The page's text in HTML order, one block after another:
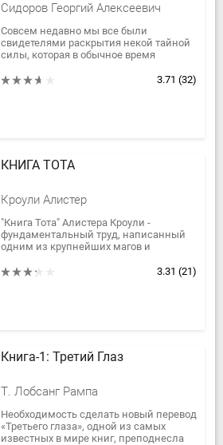
Сидоров Георгий Алексеевич
Совсем недавно мы все были
свидетелями раскрытия некой тайной
силы, которая в обычное время
пеленой повседневных событий. Но
3.71 (32)
КНИГА ТОТА
Кроули Алистер
"Книга Тота" Алистера Кроули -
фундаментальный труд, написанный
одним из крупнейших магов и
Система Таро рассматривается в нем
3.31 (21)
Книга-1: Третий Глаз
Т. Лобсанг Рампа
Необходимость сделать новый перевод
«Третьего глаза», одной из самых
известных в мире книг, преподнесла